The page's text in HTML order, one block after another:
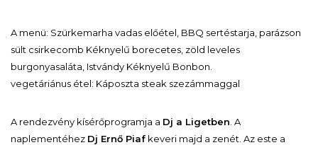
A menü: Szürkemarha vadas előétel, BBQ sertéstarja, parázson
sült csirkecomb Kéknyelű borecetes, zöld leveles
burgonyasaláta, Istvándy Kéknyelű Bonbon.
vegetáriánus étel: Káposzta steak szezámmaggal
A rendezvény kísérőprogramja a Dj a Ligetben . A
naplementéhez Dj Ernő Piaf keveri majd a zenét. Az este a